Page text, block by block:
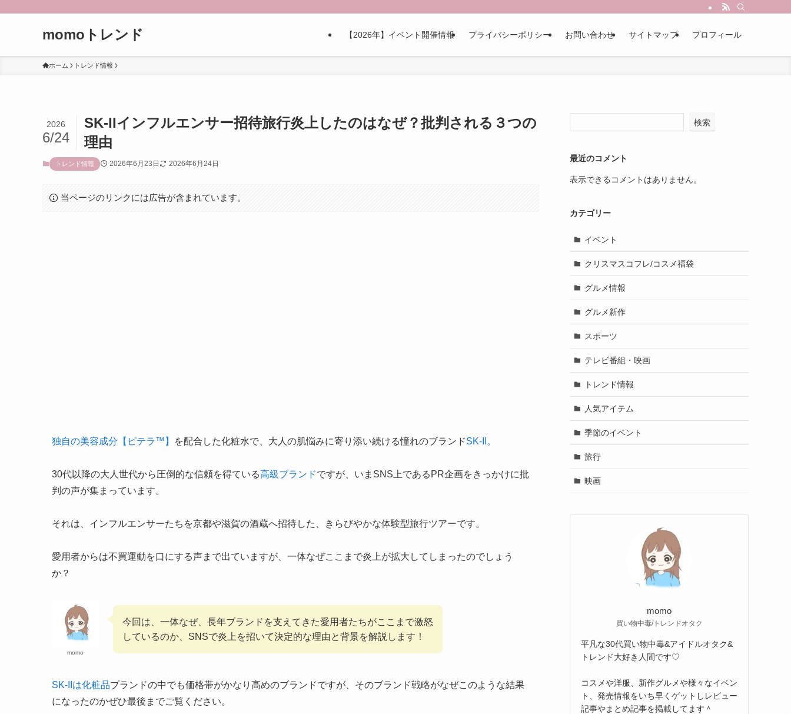
momoトレンド 【2026年】イベント開催情報 プライバシーポリシー お問い合わせ サイトマップ プロフィール
ホーム トレンド情報
SK-IIインフルエンサー招待旅行炎上したのはなぜ？批判される３つの
理由
2026
6/24
トレンド情報 2026年6月23日 2026年6月24日
当ページのリンクには広告が含まれています。
独自の美容成分【ピテラ™】 を配合した化粧水で、大人の肌悩みに寄り添い続ける憧れのブランドSK-II。
30代以降の大人世代から圧倒的な信頼を得ている高級ブランドですが、いまSNS上であるPR企画をきっかけに批
判の声が集まっています。
それは、インフルエンサーたちを京都や滋賀の酒蔵へ招待した、きらびやかな体験型旅行ツアーです。
愛用者からは不買運動を口にする声まで出ていますが、一体なぜここまで炎上が拡大してしまったのでしょう
か？
momo
今回は、一体なぜ、長年ブランドを支えてきた愛用者たちがここまで激怒
しているのか、SNSで炎上を招いて決定的な理由と背景を解説します！
SK-IIは化粧品ブランドの中でも価格帯がかなり高めのブランドですが、そのブランド戦略がなぜこのような結果
になったのかぜひ最後までご覧ください。
検索
最近のコメント
表示できるコメントはありません。
カテゴリー
イベント
クリスマスコフレ/コスメ福袋
グルメ情報
グルメ新作
スポーツ
テレビ番組・映画
トレンド情報
人気アイテム
季節のイベント
旅行
映画
momo
買い物中毒/トレンドオタク
平凡な30代買い物中毒&アイドルオタク&
トレンド大好き人間です♡
コスメや洋服、新作グルメや様々なイベン
ト、発売情報をいち早くゲットしレビュー
記事やまとめ記事を掲載してます＾